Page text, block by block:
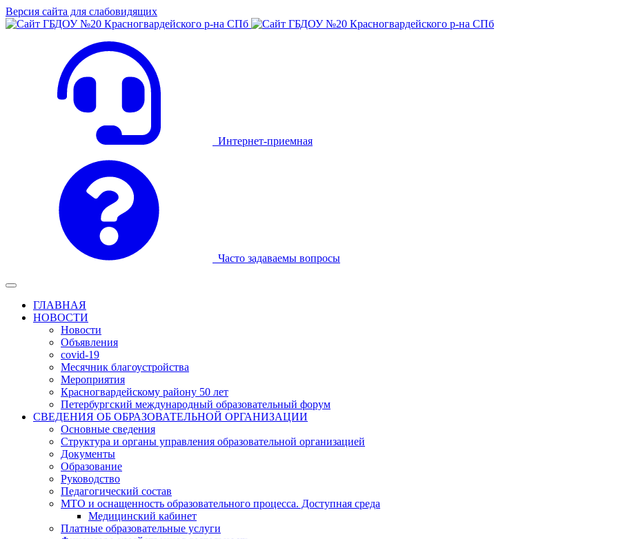
Версия сайта для слабовидящих
Интернет-приемная
Часто задаваемы вопросы
ГЛАВНАЯ
НОВОСТИ
Новости
Объявления
covid-19
Месячник благоустройства
Мероприятия
Красногвардейскому району 50 лет
Петербургский международный образовательный форум
СВЕДЕНИЯ ОБ ОБРАЗОВАТЕЛЬНОЙ ОРГАНИЗАЦИИ
Основные сведения
Структура и органы управления образовательной организацией
Документы
Образование
Руководство
Педагогический состав
МТО и оснащенность образовательного процесса. Доступная среда
Медицинский кабинет
Платные образовательные услуги